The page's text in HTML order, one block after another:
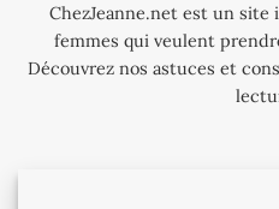
ChezJeanne.net est un
femmes qui veulent
Découvrez nos astuces et